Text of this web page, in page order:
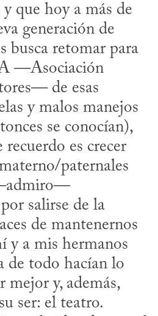
que hoy a más de
generación de
busca retomar para
—Asociación
de esas
y malos manejos
se conocían),
recuerdo es crecer
paternales
salirse de la
de mantenernos
y a mis hermanos
de todo hacían lo
mejor y, además,
ser: el teatro.